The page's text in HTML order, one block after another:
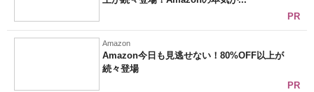
PR
Amazon
Amazon今日も見逃せない！80%OFF以上が
続々登場
PR